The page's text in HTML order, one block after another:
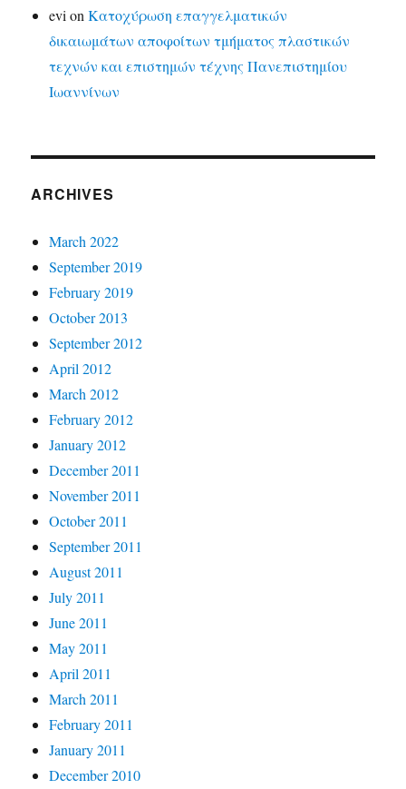
evi onΚατοχύρωση επαγγελματικών
δικαιωμάτων αποφοίτων τμήματος πλαστικών
τεχνών και επιστημών τέχνης Πανεπιστημίου
Ιωαννίνων
ARCHIVES
March 2022
September 2019
February 2019
October 2013
September 2012
April 2012
March 2012
February 2012
January 2012
December 2011
November 2011
October 2011
September 2011
August 2011
July 2011
June 2011
May 2011
April 2011
March 2011
February 2011
January 2011
December 2010